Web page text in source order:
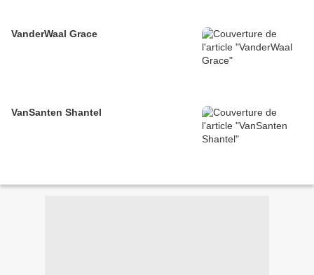
VanderWaal Grace
VanSanten Shantel